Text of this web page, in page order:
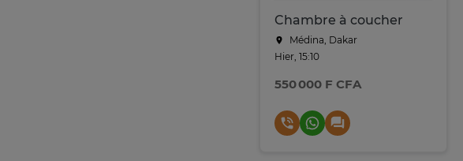
Chambre à coucher
Médina, Dakar
Hier, 15:10
550 000 F CFA